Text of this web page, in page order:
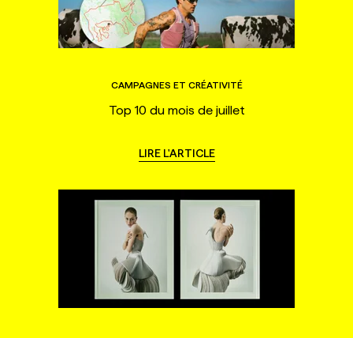
CAMPAGNES ET CRÉATIVITÉ
Top 10 du mois de juillet
LIRE L'ARTICLE